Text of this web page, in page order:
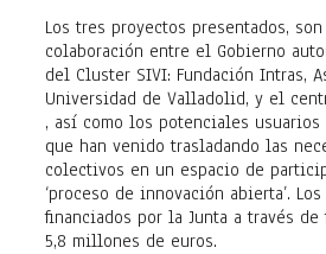
Los tres proyectos presentados,
colaboración entre el Gobierno
del Cluster SIVI: Fundación Intras,
Universidad de Valladolid, y el
, así como los potenciales usuarios
que han venido trasladando las
colectivos en un espacio de
‘proceso de innovación abierta’.
financiados por la Junta a través
5,8 millones de euros.